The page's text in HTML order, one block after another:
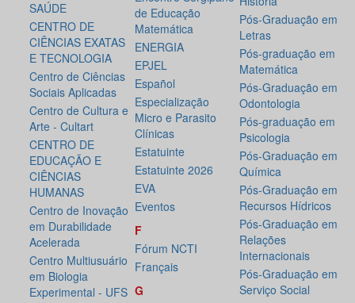
SAÚDE
CENTRO DE
CIÊNCIAS EXATAS
E TECNOLOGIA
Centro de Ciências
Sociais Aplicadas
Centro de Cultura e
Arte - Cultart
CENTRO DE
EDUCAÇÃO E
CIÊNCIAS
HUMANAS
Centro de Inovação
em Durabilidade
Acelerada
Centro Multiusuário
em Biologia
Experimental - UFS
de Educação
Matemática
ENERGIA
EPJEL
Español
Especialização
Micro e Parasito
Clínicas
Estatuinte
Estatuinte 2026
EVA
Eventos
F
Fórum NCTI
Français
G
Pós-Graduação em
Letras
Pós-graduação em
Matemática
Pós-Graduação em
Odontologia
Pós-graduação em
Psicologia
Pós-Graduação em
Química
Pós-Graduação em
Recursos Hídricos
Pós-Graduação em
Relações
Internacionais
Pós-Graduação em
Serviço Social